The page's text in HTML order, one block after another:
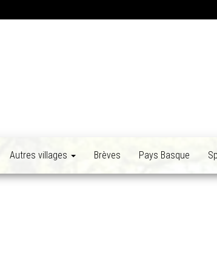
Autres villages Brèves Pays Basque